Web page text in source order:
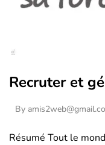
Recruter et
By
Résumé Tout le